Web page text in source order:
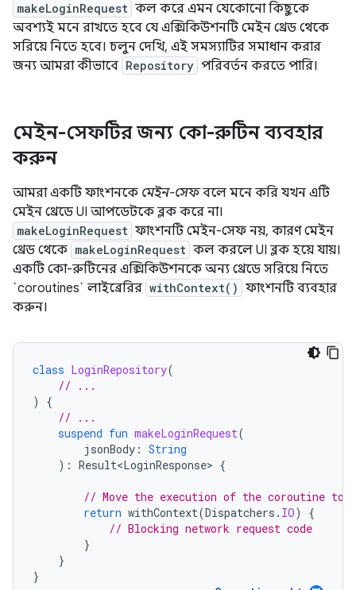
makeLoginRequest কল করে এমন যেকোনো কিছুকে
অবশ্যই মনে রাখতে হবে যে এক্সিকিউশনটি মেইন থ্রেড থেকে
সরিয়ে নিতে হবে। চলুন দেখি, এই সমস্যাটির সমাধান করার
জন্য আমরা কীভাবে Repository পরিবর্তন করতে পারি।
মেইন-সেফটির জন্য কো-রুটিন ব্যবহার
করুন
আমরা একটি ফাংশনকে মেইন-সেফবলে মনে করি যখন এটি
মেইন থ্রেডে UI আপডেটকে ব্লক করে না।
makeLoginRequest ফাংশনটি মেইন-সেফ নয়, কারণ মেইন
থ্রেড থেকে makeLoginRequest কল করলে UI ব্লক হয়ে যায়।
একটি কো-রুটিনের এক্সিকিউশনকে অন্য থ্রেডে সরিয়ে নিতে
`coroutines` লাইব্রেরির withContext() ফাংশনটি ব্যবহার
করুন।
class LoginRepository(
// ...
)
{
// ...
suspend fun makeLoginRequest(
jsonBody : String
): Result<LoginResponse> {
// Move the execution of the coroutine to
return withContext(Dispatchers . IO)
{
// Blocking network request code
}
}
}